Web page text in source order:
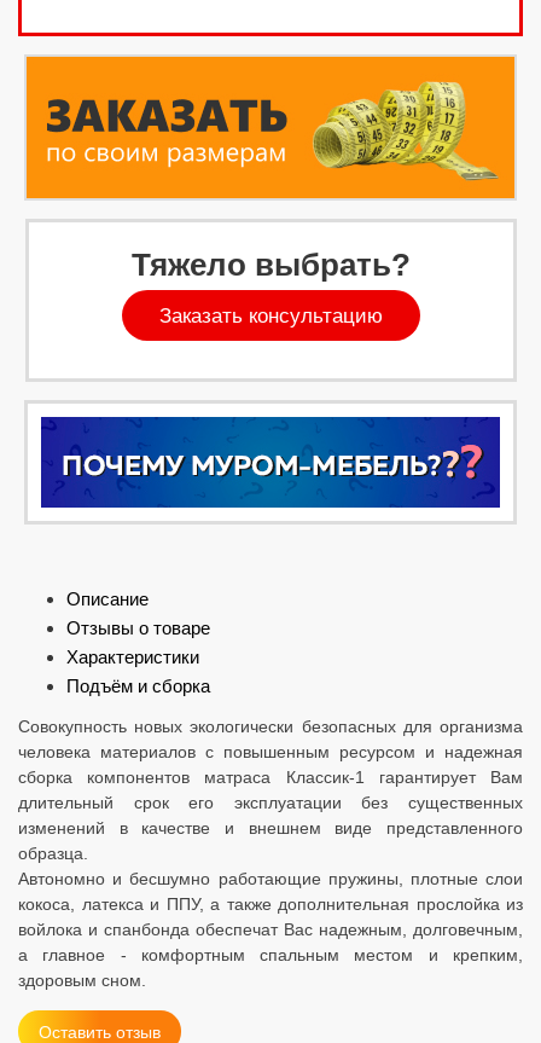
Тяжело выбрать?
Заказать консультацию
Описание
Отзывы о товаре
Характеристики
Подъём и сборка
Совокупность новых экологически безопасных для организма
человека материалов с повышенным ресурсом и надежная
сборка компонентов матраса Классик-1 гарантирует Вам
длительный срок его эксплуатации без существенных
изменений в качестве и внешнем виде представленного
образца.
Автономно и бесшумно работающие пружины, плотные слои
кокоса, латекса и ППУ, а также дополнительная прослойка из
войлока и спанбонда обеспечат Вас надежным, долговечным,
а главное - комфортным спальным местом и крепким,
здоровым сном.
Оставить отзыв